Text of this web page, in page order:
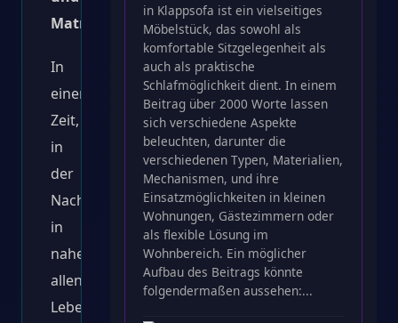
Matratzen
In
einer
Zeit,
in
der
Nachhaltigkeit
in
nahezu
allen
Lebensbereichen
in Klappsofa ist ein vielseitiges
Möbelstück, das sowohl als
komfortable Sitzgelegenheit als
auch als praktische
Schlafmöglichkeit dient. In einem
Beitrag über 2000 Worte lassen
sich verschiedene Aspekte
beleuchten, darunter die
verschiedenen Typen, Materialien,
Mechanismen, und ihre
Einsatzmöglichkeiten in kleinen
Wohnungen, Gästezimmern oder
als flexible Lösung im
Wohnbereich. Ein möglicher
Aufbau des Beitrags könnte
folgendermaßen aussehen:...